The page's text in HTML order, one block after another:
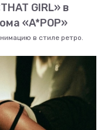
GIRL» в
«A*POP»
в стиле ретро.